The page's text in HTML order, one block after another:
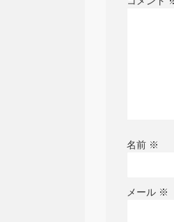
名前 ※
メール ※